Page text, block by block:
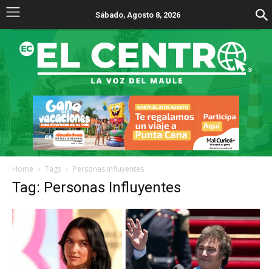
Sábado, Agosto 8, 2026
Home Tags Personas Influyentes
Tag: Personas Influyentes